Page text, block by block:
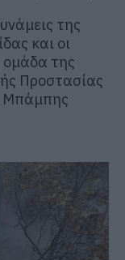
της
και οι
της
Προστασίας
Μπάμπης